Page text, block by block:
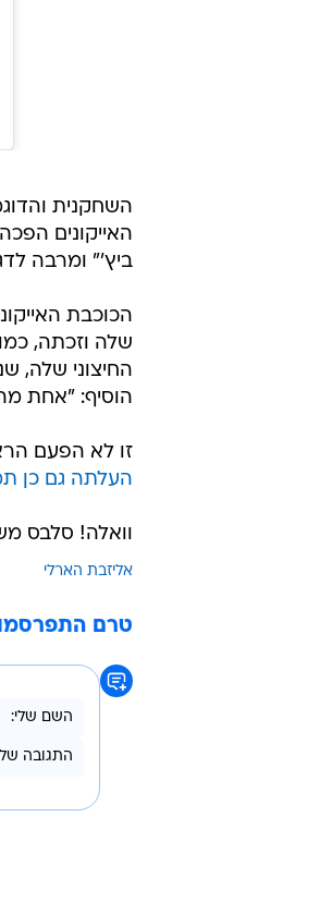
השחקנית
האייקונים
ביץ'" ומרבה
שלה וזכתה,
החיצוני שלה,
הוסיף: "אחת
זו לא הפעם
העלתה גם כן
וואלה! סלבס
אליזבת הארלי
טרם